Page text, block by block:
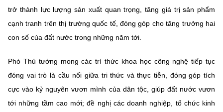
trở thành lực lượng sản xuất quan trọng, tăng giá trị sản phẩm
cạnh tranh trên thị trường quốc tế, đóng góp cho tăng trưởng hai
con số của đất nước trong những năm tới.
Phó Thủ tướng mong các trí thức khoa học công nghệ tiếp tục
đóng vai trò là cầu nối giữa tri thức và thực tiễn, đóng góp tích
cực vào kỷ nguyên vươn mình của dân tộc, giúp đất nước vươn
tới những tầm cao mới; đề nghị các doanh nghiệp, tổ chức kinh